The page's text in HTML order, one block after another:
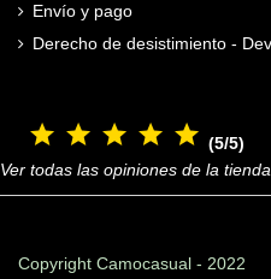
Envío y pago
Derecho de desistimiento -
(5/5)
Ver todas las opiniones de la tienda
Copyright Camocasual - 2022